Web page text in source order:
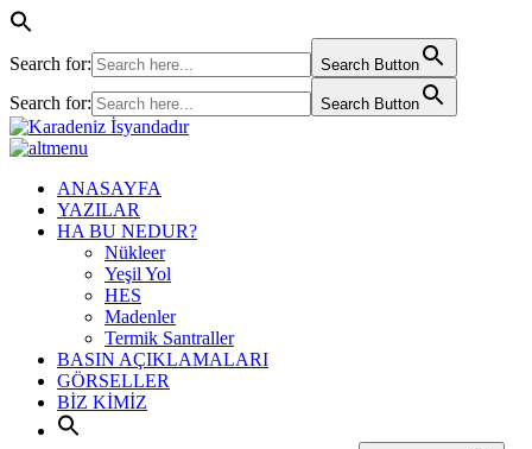
Search for: Search Button
Search for: Search Button
ANASAYFA
YAZILAR
HA BU NEDUR?
Nükleer
Yeşil Yol
HES
Madenler
Termik Santraller
BASIN AÇIKLAMALARI
GÖRSELLER
BİZ KİMİZ